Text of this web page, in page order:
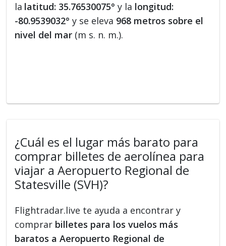
la latitud: 35.76530075° y la longitud:
-80.9539032° y se eleva 968 metros sobre el
nivel del mar (m s. n. m.).
¿Cuál es el lugar más barato para
comprar billetes de aerolínea para
viajar a Aeropuerto Regional de
Statesville (SVH)?
Flightradar.live te ayuda a encontrar y
comprar billetes para los vuelos más
baratos a Aeropuerto Regional de